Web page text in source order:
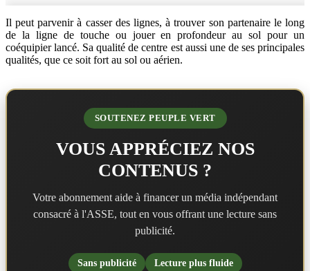
Il peut parvenir à casser des lignes, à trouver son partenaire le long
de la ligne de touche ou jouer en profondeur au sol pour un
coéquipier lancé. Sa qualité de centre est aussi une de ses principales
qualités, que ce soit fort au sol ou aérien.
SOUTENEZ PEUPLE VERT
VOUS APPRÉCIEZ NOS
CONTENUS ?
Votre abonnement aide à financer un média indépendant
consacré à l'ASSE, tout en vous offrant une lecture sans
publicité.
Sans publicité
Lecture plus fluide